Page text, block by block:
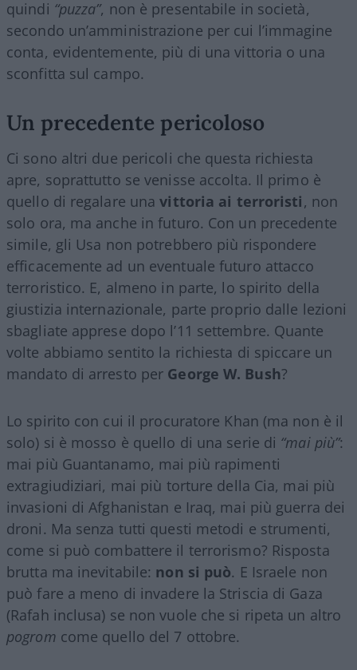
quindi “puzza”, non è presentabile in società,
secondo un’amministrazione per cui l’immagine
conta, evidentemente, più di una vittoria o una
sconfitta sul campo.
Un precedente pericoloso
Ci sono altri due pericoli che questa richiesta
apre, soprattutto se venisse accolta. Il primo è
quello di regalare unavittoria ai terroristi, non
solo ora, ma anche in futuro. Con un precedente
simile, gli Usa non potrebbero più rispondere
efficacemente ad un eventuale futuro attacco
terroristico. E, almeno in parte, lo spirito della
giustizia internazionale, parte proprio dalle lezioni
sbagliate apprese dopo l’11 settembre. Quante
volte abbiamo sentito la richiesta di spiccare un
mandato di arresto per George W. Bush?
Lo spirito con cui il procuratore Khan (ma non è il
solo) si è mosso è quello di una serie di “mai più”:
mai più Guantanamo, mai più rapimenti
extragiudiziari, mai più torture della Cia, mai più
invasioni di Afghanistan e Iraq, mai più guerra dei
droni. Ma senza tutti questi metodi e strumenti,
come si può combattere il terrorismo? Risposta
brutta ma inevitabile: non si può. E Israele non
può fare a meno di invadere la Striscia di Gaza
(Rafah inclusa) se non vuole che si ripeta un altro
pogrom come quello del 7 ottobre.